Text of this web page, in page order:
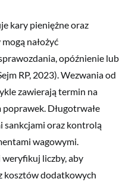
kary pieniężne oraz
nałożyć
opóźnienie lub
RP, 2023). Wezwania od
zawierają termin na
poprawek. Długotrwałe
sankcjami oraz kontrolą
wagowymi.
liczby, aby
kosztów dodatkowych